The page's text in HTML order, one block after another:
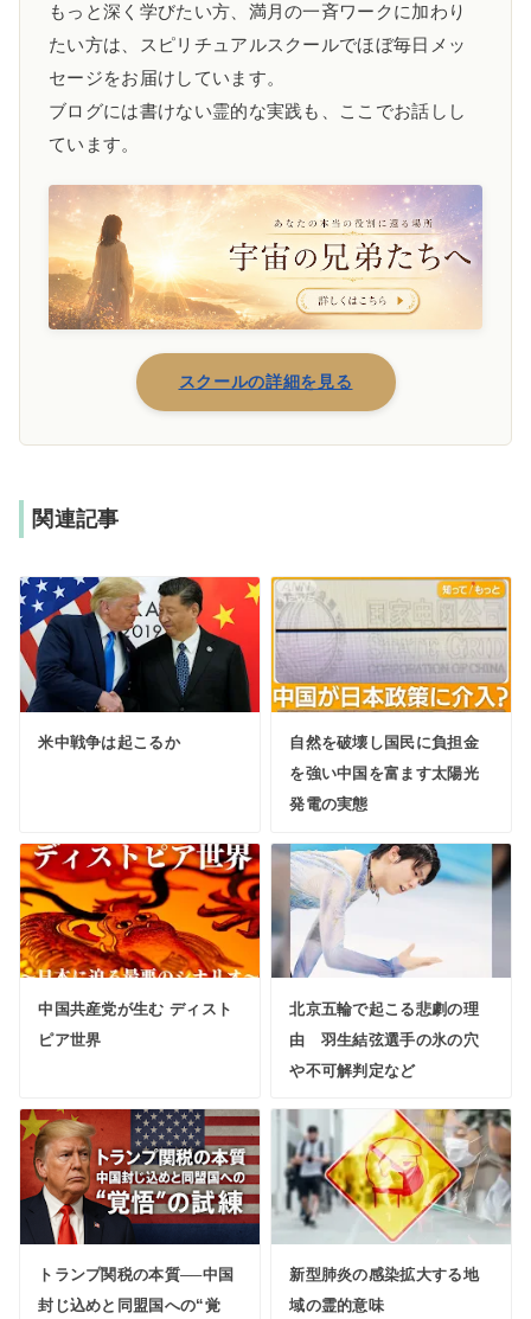
もっと深く学びたい方、満月の一斉ワークに加わり
たい方は、スピリチュアルスクールでほぼ毎日メッ
セージをお届けしています。
ブログには書けない霊的な実践も、ここでお話しし
ています。
スクールの詳細を見る
関連記事
米中戦争は起こるか
自然を破壊し国民に負担金
を強い中国を富ます太陽光
発電の実態
中国共産党が生む ディスト
ピア世界
北京五輪で起こる悲劇の理
由 羽生結弦選手の氷の穴
や不可解判定など
トランプ関税の本質──中国
封じ込めと同盟国への“覚
新型肺炎の感染拡大する地
域の霊的意味